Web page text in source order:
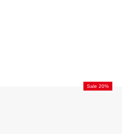
Sale 20%